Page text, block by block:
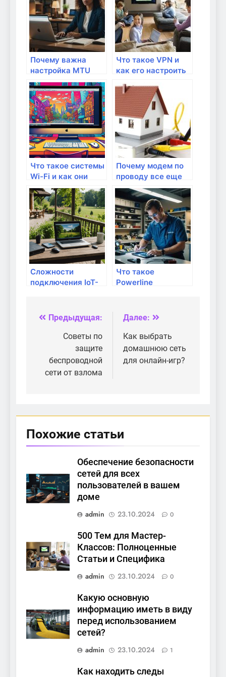
Почему важна
настройка MTU
для домашнего
интернета?
Что такое VPN и
как его настроить
Что такое системы
Wi-Fi и как они
работают?
Почему модем по
проводу все еще
актуален?
Сложности
подключения IoT-
Что такое
Powerline
Навигация
записям
Предыдущая:
Советы по
защите
беспроводной
сети от взлома
Далее:
Как выбрать
домашнюю сеть
для онлайн-игр?
Похожие статьи
Обеспечение безопасности
сетей для всех
пользователей в вашем
доме
admin
23.10.2024 0
500 Тем для Мастер-
Классов: Полноценные
Статьи и Специфика
admin
23.10.2024 0
Какую основную
информацию иметь в виду
перед использованием
сетей?
admin
23.10.2024 1
Как находить следы